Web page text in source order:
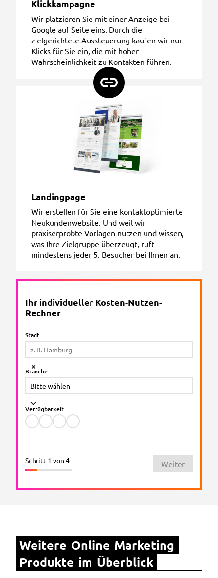
Klickkampagne
Wir platzieren Sie mit einer Anzeige bei
Google auf Seite eins. Durch die
zielgerichtete Aussteuerung kaufen wir nur
Klicks für Sie ein, die mit hoher
Wahrscheinlichkeit zu Kontakten führen.
Landingpage
Wir erstellen für Sie eine kontaktoptimierte
Neukundenwebsite. Und weil wir
praxiserprobte Vorlagen nutzen und wissen,
was Ihre Zielgruppe überzeugt, ruft
mindestens jeder 5. Besucher bei Ihnen an.
Ihr individueller Kosten-Nutzen-
Rechner
Stadt
Branche
Verfügbarkeit
Schritt 1 von 4 Weiter
Weitere Online Marketing
Produkte im Überblick